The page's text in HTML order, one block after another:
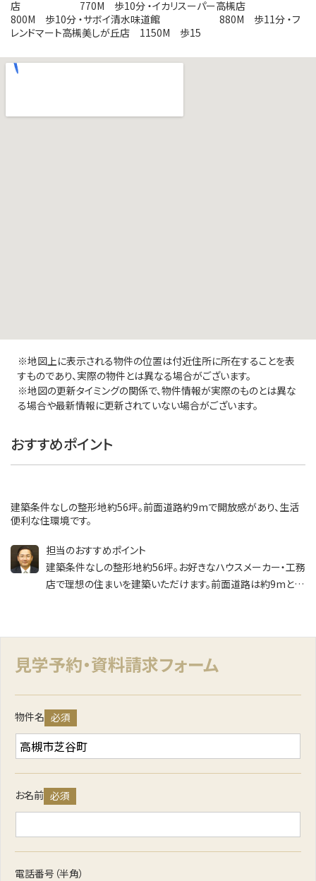
店 770M 歩10分 ・イカリスーパー高槻店
800M 歩10分 ・サボイ清水味道館 880M 歩11分 ・フ
レンドマート高槻美しが丘店 1150M 歩15
※地図上に表示される物件の位置は付近住所に所在することを表
すものであり、実際の物件とは異なる場合がございます。
※地図の更新タイミングの関係で、物件情報が実際のものとは異な
る場合や最新情報に更新されていない場合がございます。
おすすめポイント
建築条件なしの整形地約56坪。前面道路約9mで開放感があり、生活
便利な住環境です。
担当のおすすめポイント
建築条件なしの整形地約56坪。お好きなハウスメーカー・工務
店で理想の住まいを建築いただけます。前面道路は約9mと
見学予約・資料請求フォーム
物件名 必須
お名前 必須
電話番号（半角）